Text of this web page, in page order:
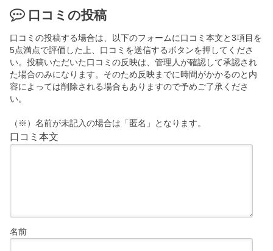
口コミの投稿
口コミの投稿する場合は、以下のフォームに口コミ本文と3項目を
5点満点で評価した上、口コミを送信するボタンを押してくださ
い。投稿いただいた口コミの反映は、管理人が確認して承認され
た場合のみになります。そのため反映までに時間がかかるのと内
容によっては削除される場合もありますので予めご了承くださ
い。
（※）名前が未記入の場合は「匿名」となります。
口コミ本文
名前